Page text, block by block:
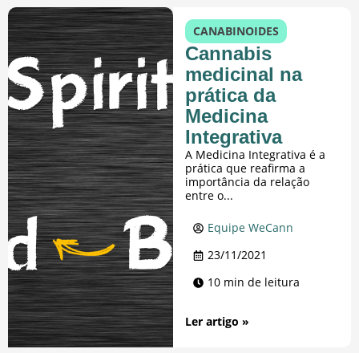
CANABINOIDES
Cannabis
medicinal na
prática da
Medicina
Integrativa
A Medicina Integrativa é a
prática que reafirma a
importância da relação
entre o...
Equipe WeCann
23/11/2021
10 min de leitura
Ler artigo »